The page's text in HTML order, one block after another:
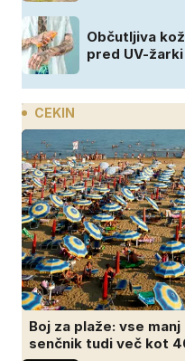
Občutljiva
pred UV-
CEKIN
Boj za plaže: vse
senčnik tudi več kot